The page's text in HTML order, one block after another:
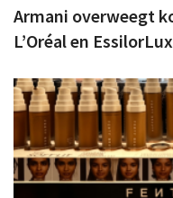
Armani overweegt
L’Oréal en